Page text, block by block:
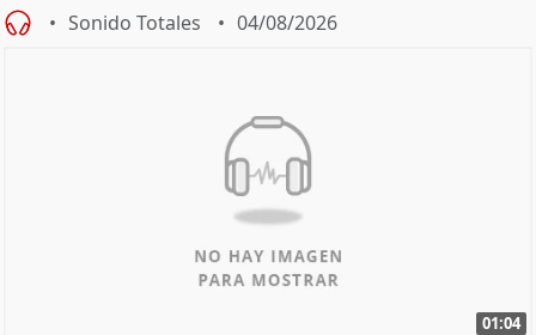
Sonido Totales 04/08/2026
01:04